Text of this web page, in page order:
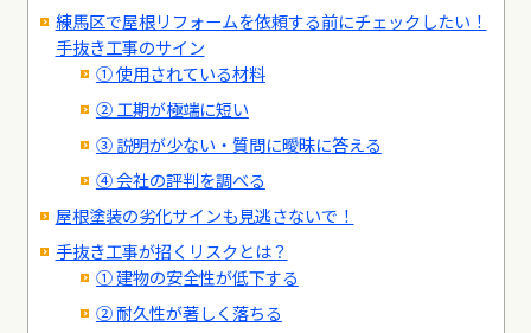
練馬区で屋根リフォームを依頼する前にチェックしたい！
手抜き工事のサイン
① 使用されている材料
② 工期が極端に短い
③ 説明が少ない・質問に曖昧に答える
④ 会社の評判を調べる
屋根塗装の劣化サインも見逃さないで！
手抜き工事が招くリスクとは？
① 建物の安全性が低下する
② 耐久性が著しく落ちる